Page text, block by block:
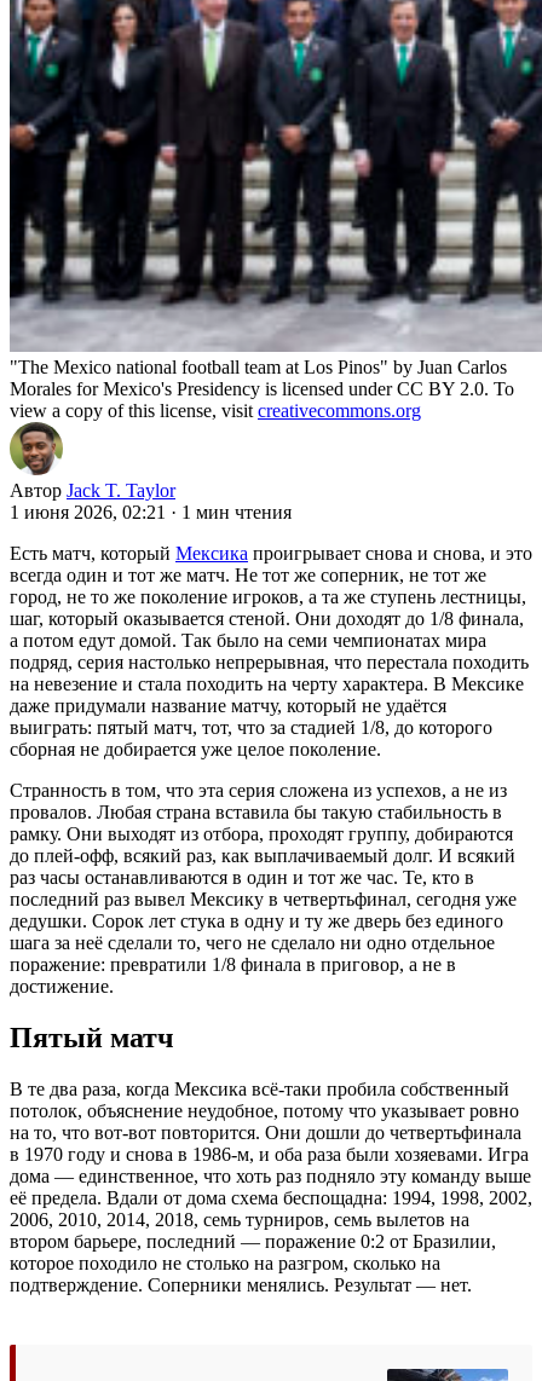
"The Mexico national football team at Los Pinos" by Juan Carlos
Morales for Mexico's Presidency is licensed under CC BY 2.0. To
view a copy of this license, visit creativecommons.org
Автор Jack T. Taylor
1 июня 2026, 02:21 · 1 мин чтения
Есть матч, который Мексика проигрывает снова и снова, и это
всегда один и тот же матч. Не тот же соперник, не тот же
город, не то же поколение игроков, а та же ступень лестницы,
шаг, который оказывается стеной. Они доходят до 1/8 финала,
а потом едут домой. Так было на семи чемпионатах мира
подряд, серия настолько непрерывная, что перестала походить
на невезение и стала походить на черту характера. В Мексике
даже придумали название матчу, который не удаётся
выиграть: пятый матч, тот, что за стадией 1/8, до которого
сборная не добирается уже целое поколение.
Странность в том, что эта серия сложена из успехов, а не из
провалов. Любая страна вставила бы такую стабильность в
рамку. Они выходят из отбора, проходят группу, добираются
до плей-офф, всякий раз, как выплачиваемый долг. И всякий
раз часы останавливаются в один и тот же час. Те, кто в
последний раз вывел Мексику в четвертьфинал, сегодня уже
дедушки. Сорок лет стука в одну и ту же дверь без единого
шага за неё сделали то, чего не сделало ни одно отдельное
поражение: превратили 1/8 финала в приговор, а не в
достижение.
Пятый матч
В те два раза, когда Мексика всё-таки пробила собственный
потолок, объяснение неудобное, потому что указывает ровно
на то, что вот-вот повторится. Они дошли до четвертьфинала
в 1970 году и снова в 1986-м, и оба раза были хозяевами. Игра
дома — единственное, что хоть раз подняло эту команду выше
её предела. Вдали от дома схема беспощадна: 1994, 1998, 2002,
2006, 2010, 2014, 2018, семь турниров, семь вылетов на
втором барьере, последний — поражение 0:2 от Бразилии,
которое походило не столько на разгром, сколько на
подтверждение. Соперники менялись. Результат — нет.